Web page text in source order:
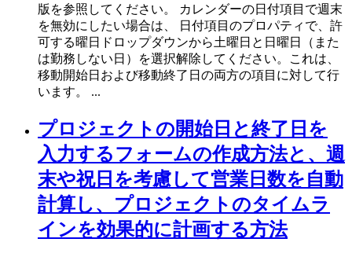
版を参照してください。 カレンダーの日付項目で週末
を無効にしたい場合は、 日付項目のプロパティで、許
可する曜日ドロップダウンから土曜日と日曜日（また
は勤務しない日）を選択解除してください。これは、
移動開始日および移動終了日の両方の項目に対して行
います。 ...
プロジェクトの開始日と終了日を
入力するフォームの作成方法と、週
末や祝日を考慮して営業日数を自動
計算し、プロジェクトのタイムラ
インを効果的に計画する方法